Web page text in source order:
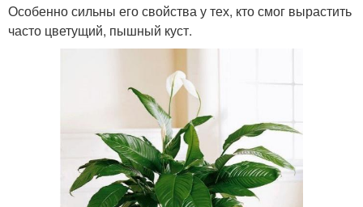
Особенно сильны его свойства у тех, кто смог вырастить
часто цветущий, пышный куст.